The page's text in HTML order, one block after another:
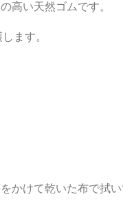
高い天然ゴムです。
ます。
かけて乾いた布で拭い